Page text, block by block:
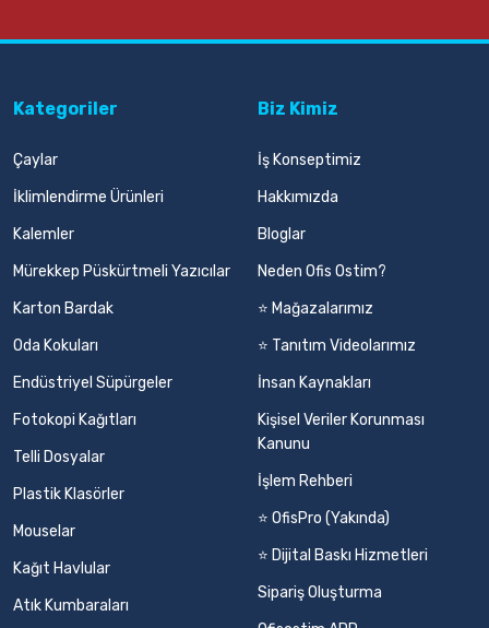
Kategoriler
Çaylar
İklimlendirme Ürünleri
Kalemler
Mürekkep Püskürtmeli Yazıcılar
Karton Bardak
Oda Kokuları
Endüstriyel Süpürgeler
Fotokopi Kağıtları
Telli Dosyalar
Plastik Klasörler
Mouselar
Kağıt Havlular
Atık Kumbaraları
Biz Kimiz
İş Konseptimiz
Hakkımızda
Bloglar
Neden Ofis Ostim?
⭐ Mağazalarımız
⭐ Tanıtım Videolarımız
İnsan Kaynakları
Kişisel Veriler Korunması
Kanunu
İşlem Rehberi
⭐ OfisPro (Yakında)
⭐ Dijital Baskı Hizmetleri
Sipariş Oluşturma